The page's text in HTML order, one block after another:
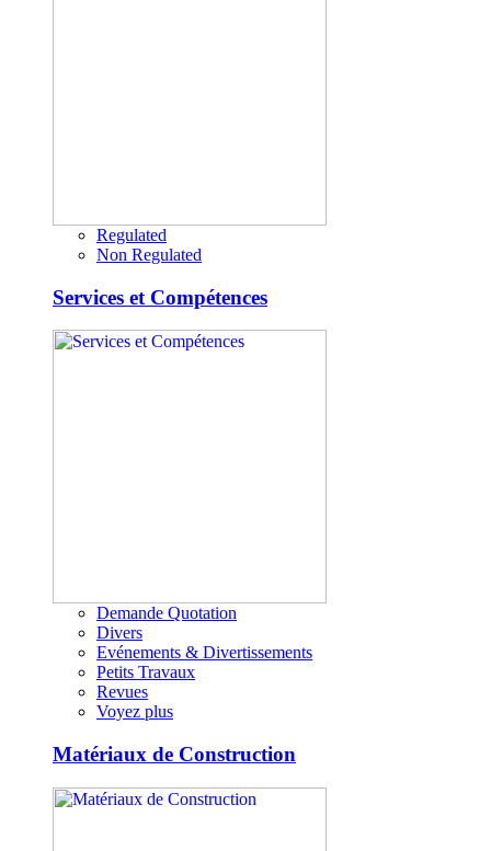
Regulated
Non Regulated
Services et Compétences
Demande Quotation
Divers
Evénements & Divertissements
Petits Travaux
Revues
Voyez plus
Matériaux de Construction